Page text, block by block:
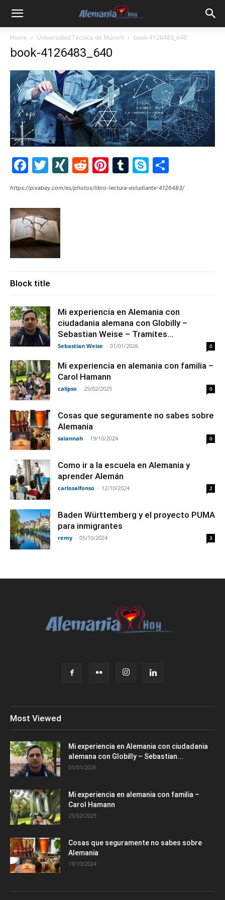
Home Universidad Técnica de Múnich book-4126483_640
book-4126483_640
Facebook
Twitter
XINGReddit
Pinterest
Tumblr
Skype
https://pixabay.com/es/photos/libro-lectura-estudiante-4126483/
Block title
Mi experiencia en Alemania con
ciudadania alemana con Globilly –
Sebastian Weise – Tramites...
Sebastian Weise - 01/01/2026 0
Mi experiencia en alemania con familia –
Carol Hamann
calipso - 25/02/2025 0
Cosas que seguramente no sabes sobre
Alemania
saiannah - 19/10/2024 0
Como ir a la escuela en Alemania y
aprender Alemán
carlosalfonso - 12/10/2024 2
Baden Württemberg y el proyecto PUMA
para inmigrantes
remy - 05/10/2024 3
Most Viewed
Mi experiencia en Alemania con ciudadania
alemana con Globilly – Sebastian...
01/01/2026
Mi experiencia en alemania con familia –
Carol Hamann
25/02/2025
Cosas que seguramente no sabes sobre
Alemania
19/10/2024